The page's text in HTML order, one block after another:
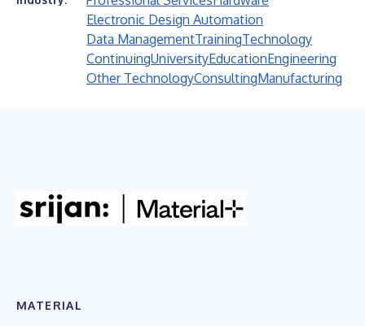
Electronic Design Automation
Data ManagementTrainingTechnology
ContinuingUniversityEducationEngineering
Other TechnologyConsultingManufacturing
MATERIAL